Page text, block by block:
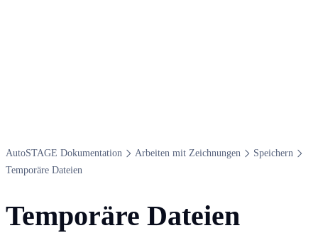
Auto​STAGE Dokumentation Arbeiten mit Zeichnungen
Speichern
Temporäre Dateien
Temporäre Dateien